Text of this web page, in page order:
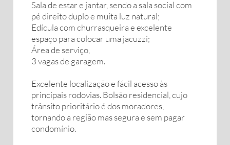
Sala de estar e jantar, sendo a sala social com
pé direito duplo e muita luz natural;
Edícula com churrasqueira e excelente
espaço para colocar uma jacuzzi;
Área de serviço,
3 vagas de garagem.
Excelente localização e fácil acesso às
principais rodovias. Bolsão residencial, cujo
trânsito prioritário é dos moradores,
tornando a região mas segura e sem pagar
condomínio.